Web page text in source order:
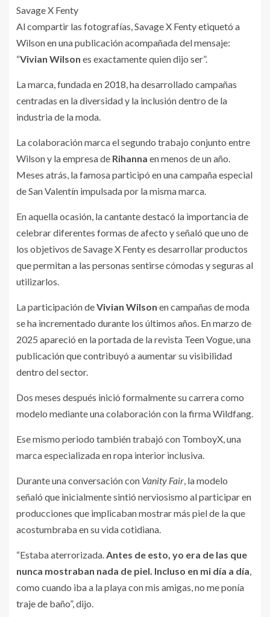
Savage X Fenty
Al compartir las fotografías, Savage X Fenty etiquetó a
Wilson en una publicación acompañada del mensaje:
“Vivian Wilson es exactamente quien dijo ser”.
La marca, fundada en 2018, ha desarrollado campañas
centradas en la diversidad y la inclusión dentro de la
industria de la moda.
La colaboración marca el segundo trabajo conjunto entre
Wilson y la empresa de Rihanna en menos de un año.
Meses atrás, la famosa participó en una campaña especial
de San Valentín impulsada por la misma marca.
En aquella ocasión, la cantante destacó la importancia de
celebrar diferentes formas de afecto y señaló que uno de
los objetivos de Savage X Fenty es desarrollar productos
que permitan a las personas sentirse cómodas y seguras al
utilizarlos.
La participación deVivian Wilson en campañas de moda
se ha incrementado durante los últimos años. En marzo de
2025 apareció en la portada de la revista Teen Vogue, una
publicación que contribuyó a aumentar su visibilidad
dentro del sector.
Dos meses después inició formalmente su carrera como
modelo mediante una colaboración con la firma Wildfang.
Ese mismo periodo también trabajó con TomboyX, una
marca especializada en ropa interior inclusiva.
Durante una conversación con Vanity Fair , la modelo
señaló que inicialmente sintió nerviosismo al participar en
producciones que implicaban mostrar más piel de la que
acostumbraba en su vida cotidiana.
“Estaba aterrorizada. Antes de esto, yo era de las que
nunca mostraban nada de piel. Incluso en mi día a día
como cuando iba a la playa con mis amigas, no me ponía
traje de baño”, dijo.